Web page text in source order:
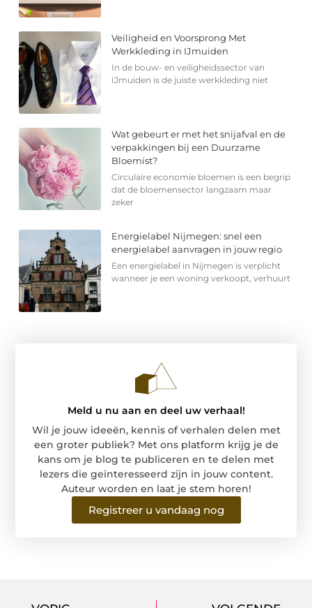
Veiligheid en Voorsprong Met
Werkkleding in IJmuiden
In de bouw- en veiligheidssector van
IJmuiden is de juiste werkkleding niet
Wat gebeurt er met het snijafval en de
verpakkingen bij een Duurzame
Bloemist?
Circulaire economie bloemen is een begrip
dat de bloemensector langzaam maar
zeker
Energielabel Nijmegen: snel een
energielabel aanvragen in jouw regio
Een energielabel in Nijmegen is verplicht
wanneer je een woning verkoopt, verhuurt
Meld u nu aan en deel uw verhaal!
Wil je jouw ideeën, kennis of verhalen delen met
een groter publiek? Met ons platform krijg je de
kans om je blog te publiceren en te delen met
lezers die geïnteresseerd zijn in jouw content.
Auteur worden en laat je stem horen!
Registreer u vandaag nog